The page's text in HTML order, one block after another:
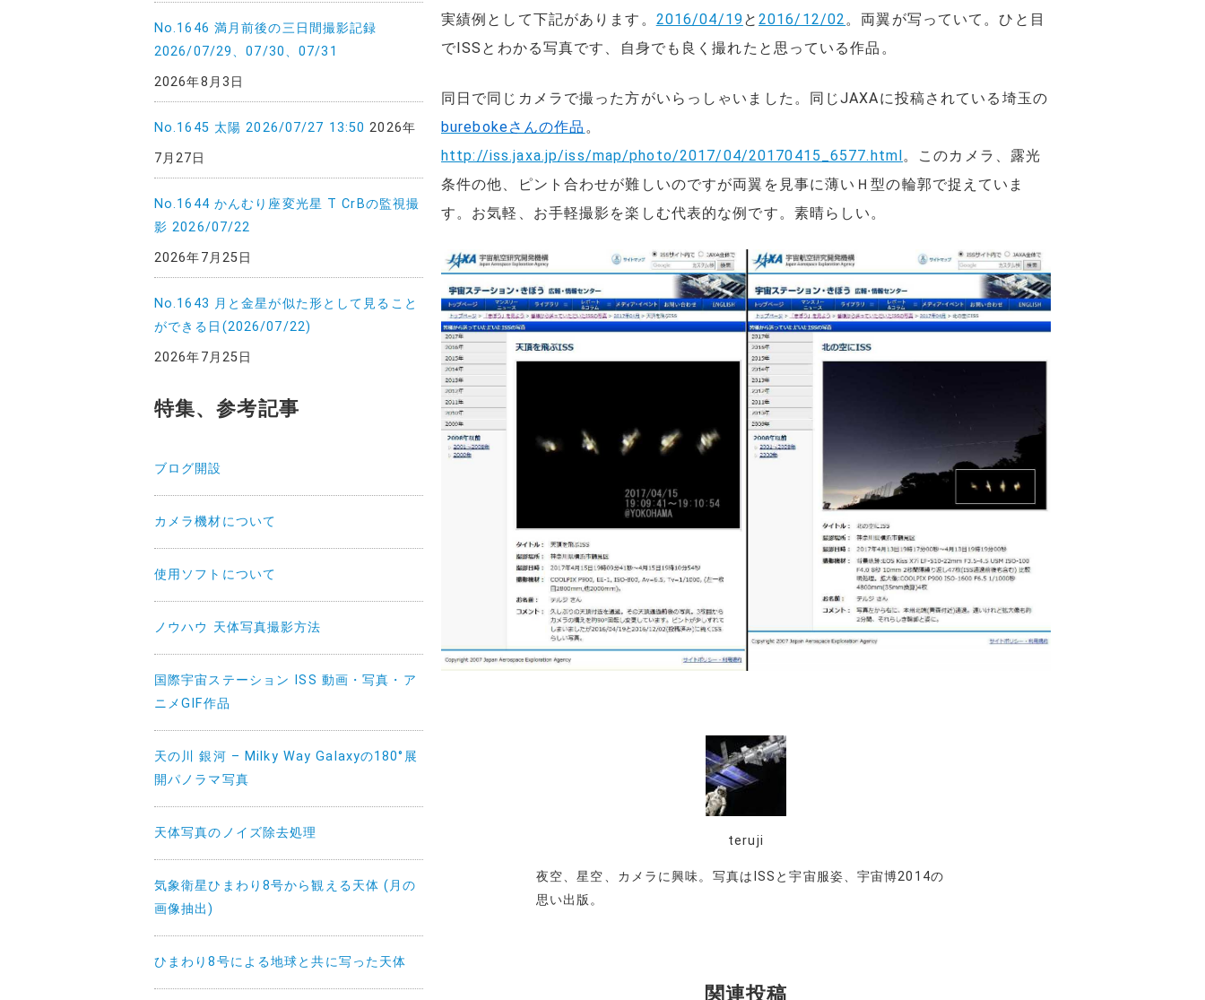
実績例として下記があります。 2016/04/19と2016/12/02 。両翼が写っていて。ひと目
でISSとわかる写真です、自身でも良く撮れたと思っている作品。
同日で同じカメラで撮った方がいらっしゃいました。同じJAXAに投稿されている埼玉の
burebokeさんの作品 。
http://iss.jaxa.jp/iss/map/photo/2017/04/20170415_6577.html。このカメラ、露光
条件の他、ピント合わせが難しいのですが両翼を見事に薄いＨ型の輪郭で捉えていま
す。お気軽、お手軽撮影を楽しむ代表的な例です。素晴らしい。
teruji
夜空、星空、カメラに興味。写真はISSと宇宙服姿、宇宙博2014の
思い出版。
関連投稿
No.1646 満月前後の三日間撮影記録
2026/07/29、07/30、07/31
2026年8月3日
No.1645 太陽 2026/07/27 13:50 2026年
7月27日
No.1644 かんむり座変光星 T CrBの監視撮
影 2026/07/22
2026年7月25日
No.1643 月と金星が似た形として見ること
ができる日(2026/07/22)
2026年7月25日
特集、参考記事
ブログ開設
カメラ機材について
使用ソフトについて
ノウハウ 天体写真撮影方法
国際宇宙ステーション ISS 動画・写真・ア
ニメGIF作品
天の川 銀河 – Milky Way Galaxyの180°展
開パノラマ写真
天体写真のノイズ除去処理
気象衛星ひまわり8号から観える天体 (月の
画像抽出)
ひまわり8号による地球と共に写った天体